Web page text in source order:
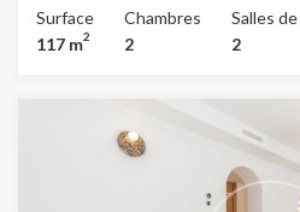
intégrées, balcon et chauffage.
Surface
117 m2
Chambres
2
Salles
2